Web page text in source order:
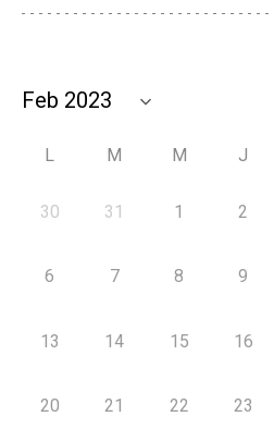
L M M J
30 31 1 2
6 7 8 9
13 14 15 16
20 21 22 23